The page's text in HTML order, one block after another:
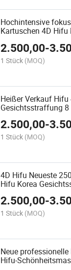
Hochintensive
Kartuschen 4D Hifu
2.500,00-
1 Stück (MOQ)
Heißer Verkauf Hifu
Gesichtsstraffung
Hochintensive
2.500,00-
1 Stück (MOQ)
4D Hifu Neueste
Hifu Korea
2.500,00-
1 Stück (MOQ)
Neue
Hifu-